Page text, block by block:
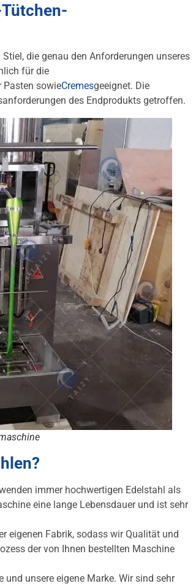
die genau den Anforderungen unseres
für die
Pasten sowieCremesgeeignet. Die
des Endprodukts getroffen.
immer hochwertigen Edelstahl als
eine lange Lebensdauer und ist sehr
eigenen Fabrik, sodass wir Qualität und
der von Ihnen bestellten Maschine
unsere eigene Marke. Wir sind sehr